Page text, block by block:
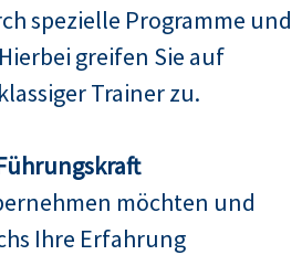
spezielle Programme und
greifen Sie auf
Trainer zu.
möchten und
Ihre Erfahrung